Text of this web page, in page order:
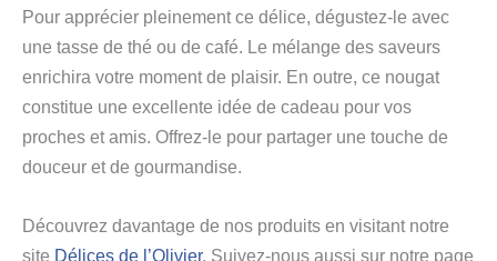
Pour apprécier pleinement ce délice, dégustez-le avec
une tasse de thé ou de café. Le mélange des saveurs
enrichira votre moment de plaisir. En outre, ce nougat
constitue une excellente idée de cadeau pour vos
proches et amis. Offrez-le pour partager une touche de
douceur et de gourmandise.
Découvrez davantage de nos produits en visitant notre
site Délices de l’Olivier. Suivez-nous aussi sur notre page